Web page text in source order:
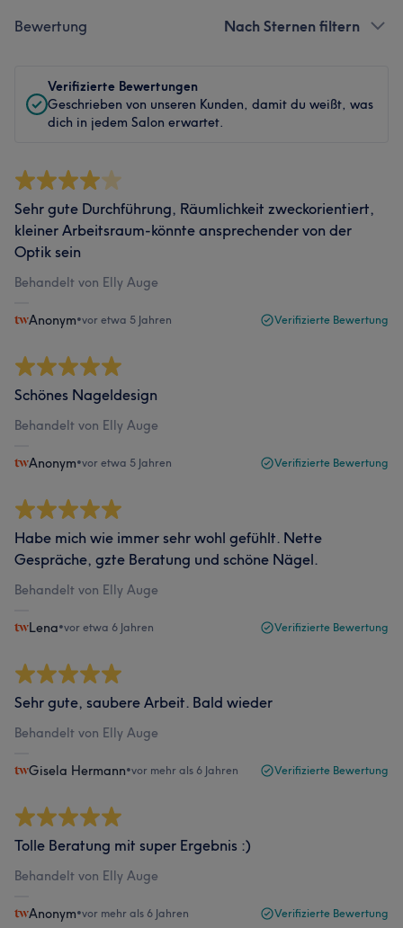
Bewertung Nach Sternen filtern
Verifizierte Bewertungen
Geschrieben von unseren Kunden, damit du weißt, was
dich in jedem Salon erwartet.
Sehr gute Durchführung, Räumlichkeit zweckorientiert,
kleiner Arbeitsraum-könnte ansprechender von der
Optik sein
Behandelt von Elly Auge
Anonym•vor etwa 5 Jahren Verifizierte Bewertung
Schönes Nageldesign
Behandelt von Elly Auge
Anonym•vor etwa 5 Jahren Verifizierte Bewertung
Habe mich wie immer sehr wohl gefühlt. Nette
Gespräche, gzte Beratung und schöne Nägel.
Behandelt von Elly Auge
Lena•vor etwa 6 Jahren Verifizierte Bewertung
Sehr gute, saubere Arbeit. Bald wieder
Behandelt von Elly Auge
Gisela Hermann•vor mehr als 6 Jahren Verifizierte Bewertung
Tolle Beratung mit super Ergebnis :)
Behandelt von Elly Auge
Anonym•vor mehr als 6 Jahren Verifizierte Bewertung